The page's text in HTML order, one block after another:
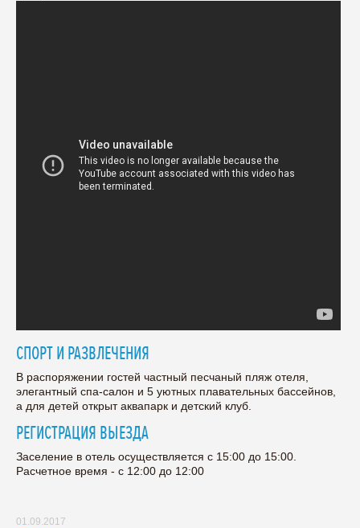
СПОРТ И РАЗВЛЕЧЕНИЯ
В распоряжении гостей частный песчаный пляж отеля,
элегантный спа-салон и 5 уютных плавательных бассейнов,
а для детей открыт аквапарк и детский клуб.
РЕГИСТРАЦИЯ ВЫЕЗДА
Заселение в отель осуществляется с 15:00 до 15:00.
Расчетное время - с 12:00 до 12:00
01.09.2017